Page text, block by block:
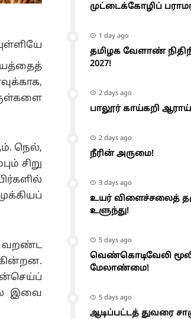
நெல்,
சிறு
வறண்ட
இவை
முட்டைக்கோழிப்
1 day ago
தமிழக வேளாண்
2027!
2 days ago
பாலூர் காய்கறி
2 days ago
நீரின் அருமை!
3 days ago
உயர் விளைச்சலைத்
உளுந்து!
5 days ago
வெண்கொடிவேலி
மேலாண்மை!
5 days ago
ஆடிப்பட்டத் துவரை